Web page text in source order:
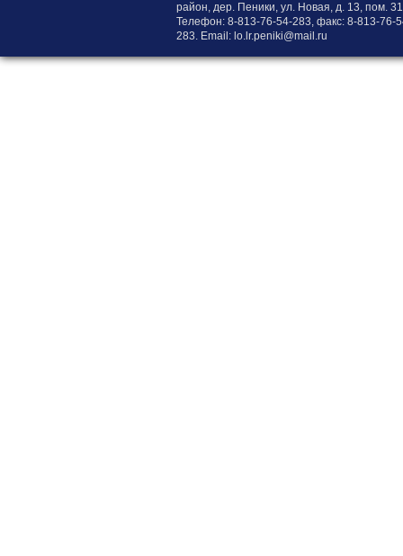
район, дер. Пеники, ул. Новая, д. 13, пом. 31
Телефон: 8-813-76-54-283, факс: 8-813-76-
283. Email: lo.lr.peniki@mail.ru